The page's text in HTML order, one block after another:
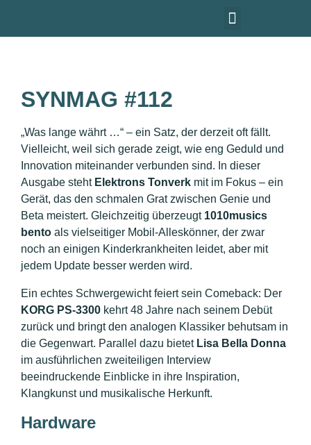
SYNMAG #112
„Was lange währt …“ – ein Satz, der derzeit oft fällt.
Vielleicht, weil sich gerade zeigt, wie eng Geduld und
Innovation miteinander verbunden sind. In dieser
Ausgabe steht Elektrons Tonverk mit im Fokus – ein
Gerät, das den schmalen Grat zwischen Genie und
Beta meistert. Gleichzeitig überzeugt 1010musics
bento als vielseitiger Mobil-Alleskönner, der zwar
noch an einigen Kinderkrankheiten leidet, aber mit
jedem Update besser werden wird.
Ein echtes Schwergewicht feiert sein Comeback: Der
KORG PS-3300 kehrt 48 Jahre nach seinem Debüt
zurück und bringt den analogen Klassiker behutsam in
die Gegenwart. Parallel dazu bietet Lisa Bella Donna
im ausführlichen zweiteiligen Interview
beeindruckende Einblicke in ihre Inspiration,
Klangkunst und musikalische Herkunft.
Hardware